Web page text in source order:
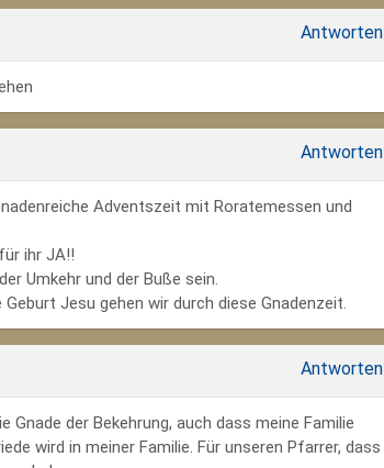
Antworten
Antworten
Adventszeit mit Roratemessen und
ihr JA!!
Umkehr und der Buße sein.
Jesu gehen wir durch diese Gnadenzeit.
Antworten
der Bekehrung, auch dass meine Familie
wird in meiner Familie. Für unseren Pfarrer, dass